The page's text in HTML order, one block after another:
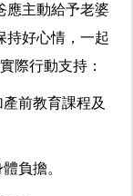
應主動給予老婆
持好心情，一起
際行動支持：
前教育課程及
負擔。